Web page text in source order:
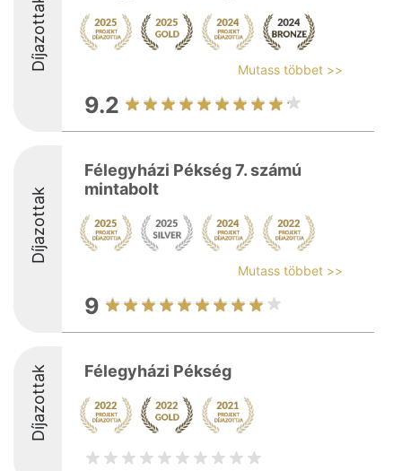
Díjazottak Mutass többet >>
9.2
Díjazottak
Félegyházi Pékség 7. számú
mintabolt
Mutass többet >>
9
Díjazottak Félegyházi Pékség